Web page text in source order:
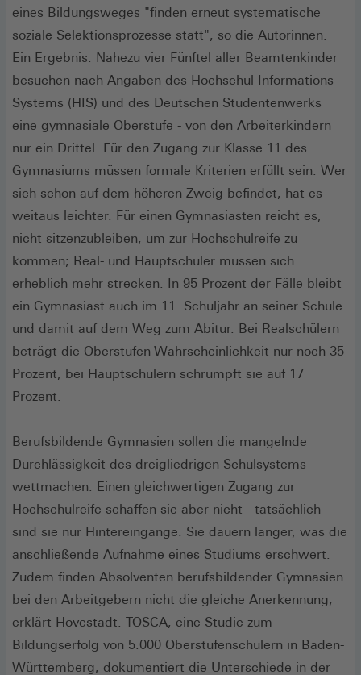
eines Bildungsweges "finden erneut systematische
soziale Selektionsprozesse statt", so die Autorinnen.
Ein Ergebnis: Nahezu vier Fünftel aller Beamtenkinder
besuchen nach Angaben des Hochschul-Informations-
Systems (HIS) und des Deutschen Studentenwerks
eine gymnasiale Oberstufe - von den Arbeiterkindern
nur ein Drittel. Für den Zugang zur Klasse 11 des
Gymnasiums müssen formale Kriterien erfüllt sein. Wer
sich schon auf dem höheren Zweig befindet, hat es
weitaus leichter. Für einen Gymnasiasten reicht es,
nicht sitzenzubleiben, um zur Hochschulreife zu
kommen; Real- und Hauptschüler müssen sich
erheblich mehr strecken. In 95 Prozent der Fälle bleibt
ein Gymnasiast auch im 11. Schuljahr an seiner Schule
und damit auf dem Weg zum Abitur. Bei Realschülern
beträgt die Oberstufen-Wahrscheinlichkeit nur noch 35
Prozent, bei Hauptschülern schrumpft sie auf 17
Prozent.
Berufsbildende Gymnasien sollen die mangelnde
Durchlässigkeit des dreigliedrigen Schulsystems
wettmachen. Einen gleichwertigen Zugang zur
Hochschulreife schaffen sie aber nicht - tatsächlich
sind sie nur Hintereingänge. Sie dauern länger, was die
anschließende Aufnahme eines Studiums erschwert.
Zudem finden Absolventen berufsbildender Gymnasien
bei den Arbeitgebern nicht die gleiche Anerkennung,
erklärt Hovestadt. TOSCA, eine Studie zum
Bildungserfolg von 5.000 Oberstufenschülern in Baden-
Württemberg, dokumentiert die Unterschiede in der